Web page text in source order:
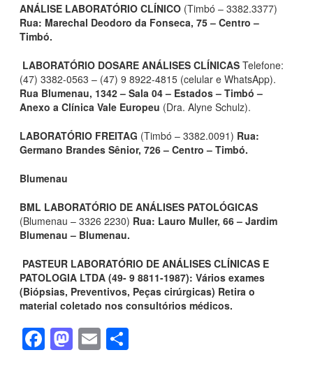
ANÁLISE LABORATÓRIO CLÍNICO (Timbó – 3382.3377)
Rua: Marechal Deodoro da Fonseca, 75 – Centro –
Timbó.
LABORATÓRIO DOSARE ANÁLISES CLÍNICAS Telefone:
(47) 3382-0563 – (47) 9 8922-4815 (celular e WhatsApp).
Rua Blumenau, 1342 – Sala 04 – Estados – Timbó –
Anexo a Clínica Vale Europeu (Dra. Alyne Schulz).
LABORATÓRIO FREITAG (Timbó – 3382.0091) Rua:
Germano Brandes Sênior, 726 – Centro – Timbó.
Blumenau
BML LABORATÓRIO DE ANÁLISES PATOLÓGICAS
(Blumenau – 3326 2230) Rua: Lauro Muller, 66 – Jardim
Blumenau – Blumenau.
PASTEUR LABORATÓRIO DE ANÁLISES CLÍNICAS E
PATOLOGIA LTDA (49- 9 8811-1987): Vários exames
(Biópsias, Preventivos, Peças cirúrgicas) Retira o
material coletado nos consultórios médicos.
F
a
M
a
E
m